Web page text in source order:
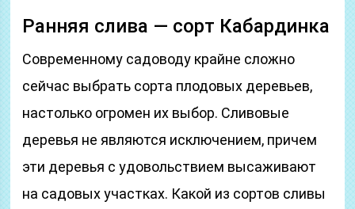
Ранняя слива — сорт Кабардинка
Современному садоводу крайне сложно
сейчас выбрать сорта плодовых деревьев,
настолько огромен их выбор. Сливовые
деревья не являются исключением, причем
эти деревья с удовольствием высаживают
на садовых участках. Какой из сортов сливы